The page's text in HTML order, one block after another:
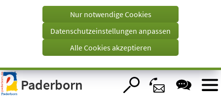
Visuelle
Assistenzsoftware
öffnen.
einem
Tab)
Nur notwendige Cookies
Datenschutzeinstellungen anpassen
Alle Cookies akzeptieren
Paderborn